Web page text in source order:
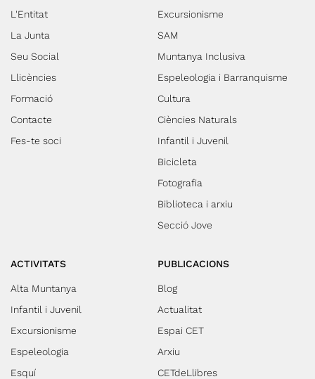
L'Entitat
La Junta
Seu Social
Llicències
Formació
Contacte
Fes-te soci
Excursionisme
SAM
Muntanya Inclusiva
Espeleologia i Barranquisme
Cultura
Ciències Naturals
Infantil i Juvenil
Bicicleta
Fotografia
Biblioteca i arxiu
Secció Jove
ACTIVITATS
Alta Muntanya
Infantil i Juvenil
Excursionisme
Espeleologia
Esquí
PUBLICACIONS
Blog
Actualitat
Espai CET
Arxiu
CETdeLlibres